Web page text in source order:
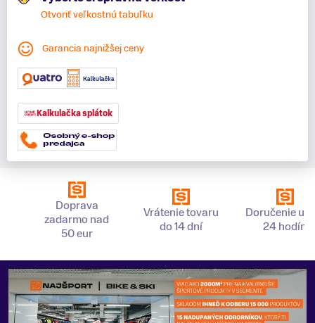
Otvoriť veľkostnú tabuľku
Garancia najnižšej ceny
Kalkulačka splátok
Doprava
zadarmo nad
50 eur
Vrátenie tovaru
do 14 dní
Doručenie už
24 hodín